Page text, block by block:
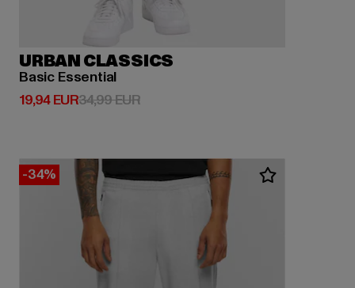
URBAN CLASSICS
Basic Essential
19,94 EUR
Derzeitiger Preis: 19,94 EUR
34,99 EURAktionspreis: 34,99 EUR
-34%